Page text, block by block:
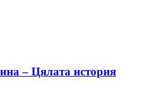
– Цялата история